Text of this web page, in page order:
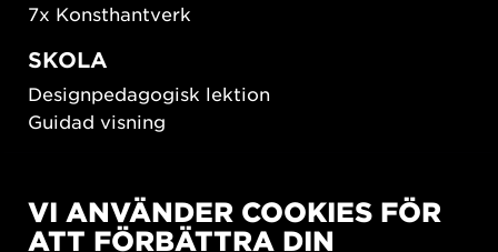
7x Konsthantverk
SKOLA
Designpedagogisk lektion
Guidad visning
New European Bauhaus
SUSTAINORDIC
VI ANVÄNDER COOKIES FÖR
ATT FÖRBÄTTRA DIN